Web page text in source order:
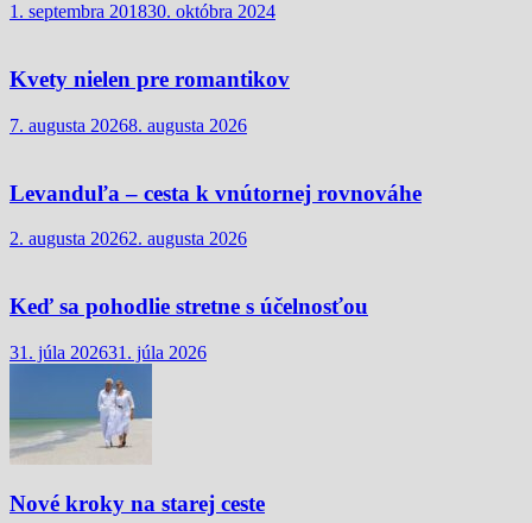
1. septembra 201830. októbra 2024
Kvety nielen pre romantikov
7. augusta 20268. augusta 2026
Levanduľa – cesta k vnútornej rovnováhe
2. augusta 20262. augusta 2026
Keď sa pohodlie stretne s účelnosťou
31. júla 202631. júla 2026
Nové kroky na starej ceste